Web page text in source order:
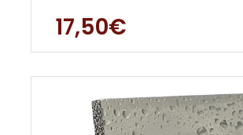
Auße
17,50€